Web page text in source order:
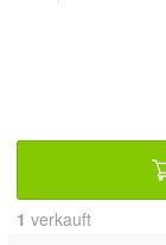
1 verkauft